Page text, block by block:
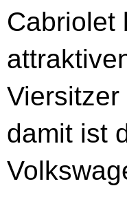
Cabriolet
damit ist